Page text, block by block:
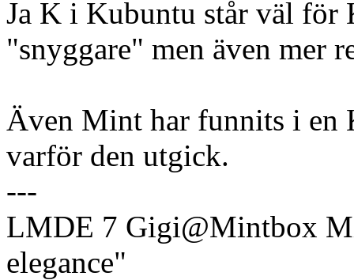
Ja K i Kubuntu står väl
"snyggare" men även mer
Även Mint har funnits i en
varför den utgick.
---
LMDE 7 Gigi@Mintbox
elegance"